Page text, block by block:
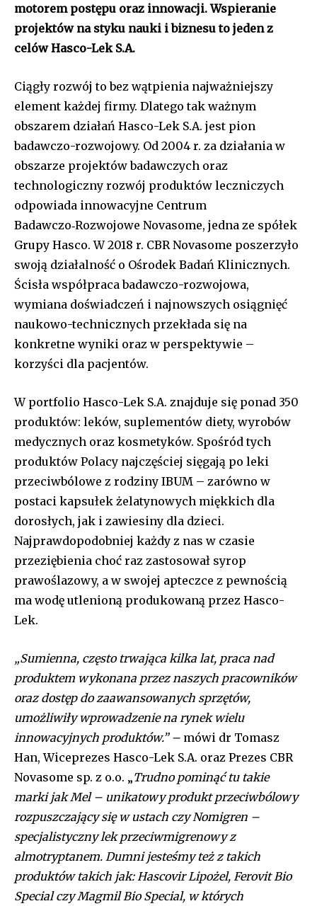
motorem postępu oraz innowacji. Wspieranie
projektów na styku nauki i biznesu to jeden z
celów Hasco-Lek S.A.
Ciągły rozwój to bez wątpienia najważniejszy
element każdej firmy. Dlatego tak ważnym
obszarem działań Hasco-Lek S.A. jest pion
badawczo-rozwojowy. Od 2004 r. za działania w
obszarze projektów badawczych oraz
technologiczny rozwój produktów leczniczych
odpowiada innowacyjne Centrum
Badawczo‑Rozwojowe Novasome, jedna ze spółek
Grupy Hasco. W 2018 r. CBR Novasome poszerzyło
swoją działalność o Ośrodek Badań Klinicznych.
Ścisła współpraca badawczo-rozwojowa,
wymiana doświadczeń i najnowszych osiągnięć
naukowo-technicznych przekłada się na
konkretne wyniki oraz w perspektywie –
korzyści dla pacjentów.
W portfolio Hasco-Lek S.A. znajduje się ponad 350
produktów: leków, suplementów diety, wyrobów
medycznych oraz kosmetyków. Spośród tych
produktów Polacy najczęściej sięgają po leki
przeciwbólowe z rodziny IBUM – zarówno w
postaci kapsułek żelatynowych miękkich dla
dorosłych, jak i zawiesiny dla dzieci.
Najprawdopodobniej każdy z nas w czasie
przeziębienia choć raz zastosował syrop
prawoślazowy, a w swojej apteczce z pewnością
ma wodę utlenioną produkowaną przez Hasco-
Lek.
„Sumienna, często trwająca kilka lat, praca nad
produktem wykonana przez naszych pracowników
oraz dostęp do zaawansowanych sprzętów,
umożliwiły wprowadzenie na rynek wielu
innowacyjnych produktów.” – mówi dr Tomasz
Han, Wiceprezes Hasco-Lek S.A. oraz Prezes CBR
Novasome sp. z o.o. „Trudno pominąć tu takie
marki jak Mel – unikatowy produkt przeciwbólowy
rozpuszczający się w ustach czy Nomigren –
specjalistyczny lek przeciwmigrenowy z
almotryptanem. Dumni jesteśmy też z takich
produktów takich jak: Hascovir Lipożel, Ferovit Bio
Special czy Magmil Bio Special, w których